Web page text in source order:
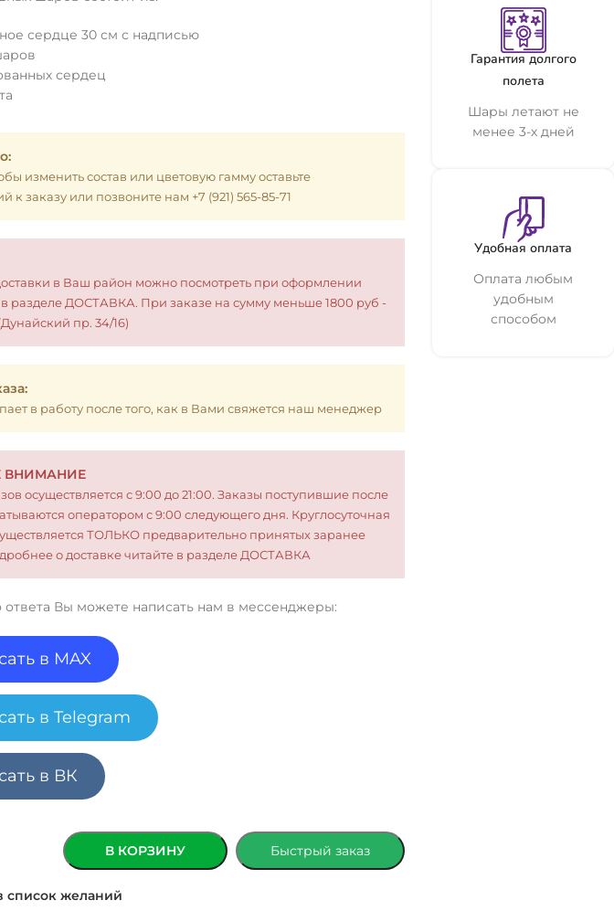
сердце 30 см с надписью
сердец
изменить состав или цветовую гамму оставьте
к заказу или позвоните нам +7 (921) 565-85-71
в Ваш район можно посмотреть при оформлении
в разделе ДОСТАВКА. При заказе на сумму меньше 1800 руб -
пр. 34/16)
в работу после того, как в Вами свяжется наш менеджер
ВНИМАНИЕ
осуществляется с 9:00 до 21:00. Заказы поступившие после
оператором с 9:00 следующего дня. Круглосуточная
ТОЛЬКО предварительно принятых заранее
о доставке читайте в разделе ДОСТАВКА
ответа Вы можете написать нам в мессенджеры:
в MAX
в Telegram
в ВК
В КОРЗИНУ Быстрый заказ
список желаний
Гарантия долгого
полета
Шары летают не
менее 3-х дней
Удобная оплата
Оплата любым
удобным
способом